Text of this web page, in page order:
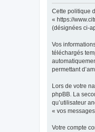
Cette politique
« https://
(désignées ci-
Vos
téléchargés
permettant
Lors de votre
phpBB. La
qu’utilisateur
« vos messages
Votre compte